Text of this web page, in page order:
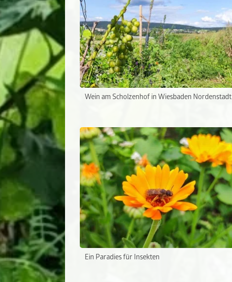
Wein am Scholzenhof in Wiesbaden Nordenstadt
Ein Paradies für Insekten